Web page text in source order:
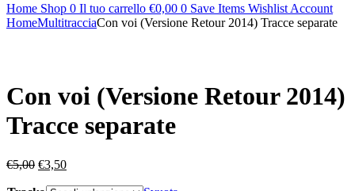
Home Shop 0 Il tuo carrello €0,00 0 Save Items Wishlist Account
HomeMultitracciaCon voi (Versione Retour 2014) Tracce separate
Con voi (Versione Retour 2014)
Tracce separate
€5,00 Il
€3,50Il